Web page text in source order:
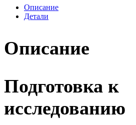
Описание
Детали
Описание
Подготовка к
исследованию